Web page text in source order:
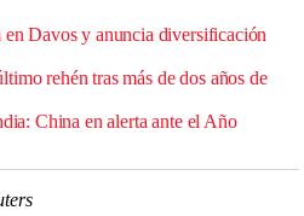
Davos y anuncia diversificación
rehén tras más de dos años de
China en alerta ante el Año